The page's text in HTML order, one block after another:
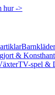
hur ->
&
TV-spel &